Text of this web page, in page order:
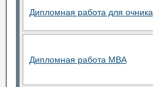
Дипломная работа для очника
Дипломная работа MBA